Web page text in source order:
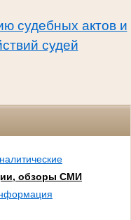
судебных актов и
судей
обзоры СМИ